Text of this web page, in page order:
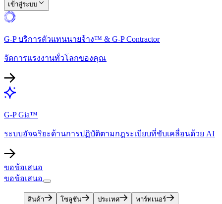
เข้าสู่ระบบ​​
G-P บริการตัวแทนนายจ้าง™ & G-P Contractor​​
จัดการแรงงานทั่วโลกของคุณ​​
G-P Gia™​​
ระบบอัจฉริยะด้านการปฏิบัติตามกฎระเบียบที่ขับเคลื่อนด้วย AI​​
ขอข้อเสนอ​​
ขอข้อเสนอ​​
สินค้า​​ โซลูชัน​​ ประเทศ​​
พาร์ทเนอร์​​